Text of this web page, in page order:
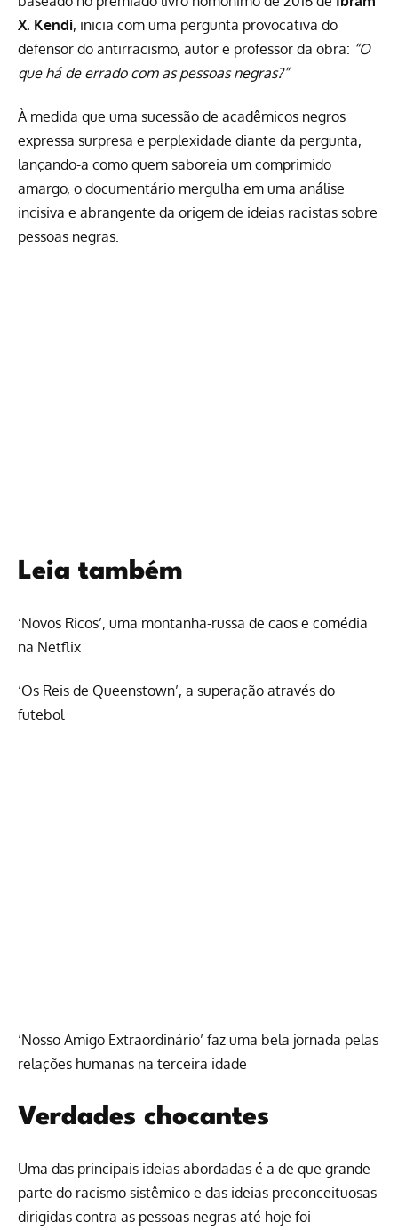
X. Kendi, inicia com uma pergunta provocativa do
defensor do antirracismo, autor e professor da obra: “O
que há de errado com as pessoas negras?”
À medida que uma sucessão de acadêmicos negros
expressa surpresa e perplexidade diante da pergunta,
lançando-a como quem saboreia um comprimido
amargo, o documentário mergulha em uma análise
incisiva e abrangente da origem de ideias racistas sobre
pessoas negras.
Leia também
‘Novos Ricos’, uma montanha-russa de caos e comédia
na Netflix
‘Os Reis de Queenstown’, a superação através do
futebol
‘Nosso Amigo Extraordinário’ faz uma bela jornada pelas
relações humanas na terceira idade
Verdades chocantes
Uma das principais ideias abordadas é a de que grande
parte do racismo sistêmico e das ideias preconceituosas
dirigidas contra as pessoas negras até hoje foi